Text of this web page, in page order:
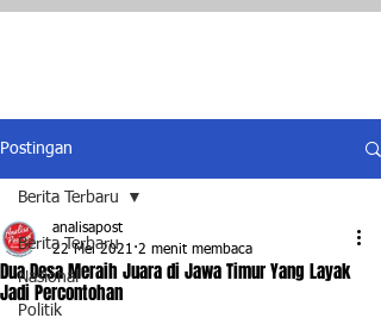
Postingan
Berita Terbaru
Nasional
Politik
Berita Terbaru
Dua Desa Meraih Juara di Jawa Timur Yang Layak
Jadi Percontohan
analisapost
22 Mei 2021 2 menit membaca